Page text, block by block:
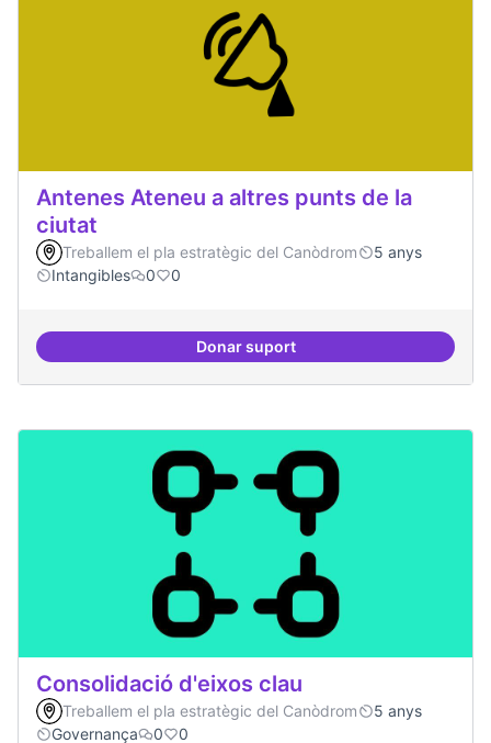
Antenes Ateneu a altres punts de la
ciutat
Treballem el pla estratègic del Canòdrom
5 anys
Intangibles
0 0
Donar suportAntenes Ateneu a altres punts
Consolidació d'eixos clau
Treballem el pla estratègic del Canòdrom
5 anys
Governança
0 0